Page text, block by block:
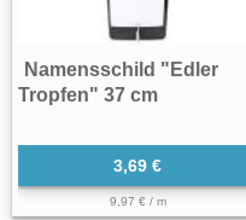
Namensschild "Edler
Tropfen" 37 cm
3,69 €
9,97 € / m